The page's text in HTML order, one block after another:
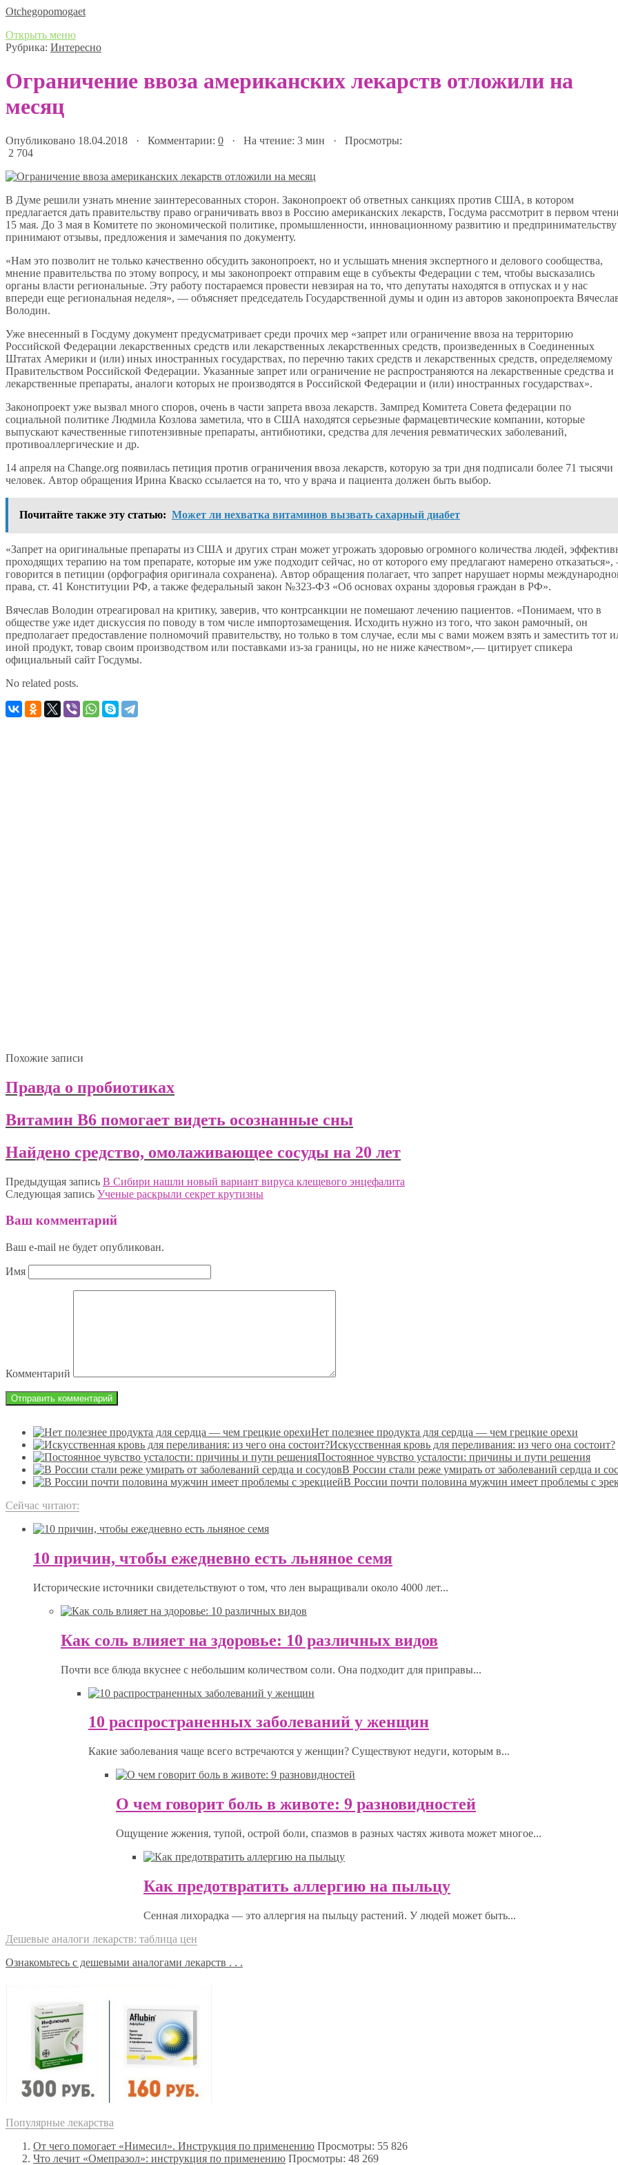
Оtchegopomogaet
Открыть меню
Рубрика: Интересно
Ограничение ввоза американских лекарств отложили на
месяц
Опубликовано 18.04.2018 · Комментарии: 0 · На чтение: 3 мин · Просмотры:
2 704
В Думе решили узнать мнение заинтересованных сторон. Законопроект об ответных санкциях против США, в котором
предлагается дать правительству право ограничивать ввоз в Россию американских лекарств, Госдума рассмотрит в первом
15 мая. До 3 мая в Комитете по экономической политике, промышленности, инновационному развитию и предпринимательству
принимают отзывы, предложения и замечания по документу.
«Нам это позволит не только качественно обсудить законопроект, но и услышать мнения экспертного и делового сообщества,
мнение правительства по этому вопросу, и мы законопроект отправим еще в субъекты Федерации с тем, чтобы высказались
органы власти региональные. Эту работу постараемся провести невзирая на то, что депутаты находятся в отпусках и у нас
впереди еще региональная неделя», — объясняет председатель Государственной думы и один из авторов законопроекта
Володин.
Уже внесенный в Госдуму документ предусматривает среди прочих мер «запрет или ограничение ввоза на территорию
Российской Федерации лекарственных средств или лекарственных лекарственных средств, произведенных в Соединенных
Штатах Америки и (или) иных иностранных государствах, по перечню таких средств и лекарственных средств, определяемому
Правительством Российской Федерации. Указанные запрет или ограничение не распространяются на лекарственные средства и
лекарственные препараты, аналоги которых не производятся в Российской Федерации и (или) иностранных государствах».
Законопроект уже вызвал много споров, очень в части запрета ввоза лекарств. Зампред Комитета Совета федерации по
социальной политике Людмила Козлова заметила, что в США находятся серьезные фармацевтические компании, которые
выпускают качественные гипотензивные препараты, антибиотики, средства для лечения ревматических заболеваний,
противоаллергические и др.
14 апреля на Change.org появилась петиция против ограничения ввоза лекарств, которую за три дня подписали более 71 тысячи
человек. Автор обращения Ирина Кваско ссылается на то, что у врача и пациента должен быть выбор.
Почитайте также эту статью: Может ли нехватка витаминов вызвать сахарный диабет
«Запрет на оригинальные препараты из США и других стран может угрожать здоровью огромного количества людей,
проходящих терапию на том препарате, которые им уже подходит сейчас, но от которого ему предлагают намерено
говорится в петиции (орфография оригинала сохранена). Автор обращения полагает, что запрет нарушает нормы
права, ст. 41 Конституции РФ, а также федеральный закон №323-ФЗ «Об основах охраны здоровья граждан в РФ».
Вячеслав Володин отреагировал на критику, заверив, что контрсанкции не помешают лечению пациентов. «Понимаем, что в
обществе уже идет дискуссия по поводу в том числе импортозамещения. Исходить нужно из того, что закон рамочный, он
предполагает предоставление полномочий правительству, но только в том случае, если мы с вами можем взять и заместить тот
иной продукт, товар своим производством или поставками из‑за границы, но не ниже качеством»,— цитирует спикера
официальный сайт Госдумы.
No related posts.
Похожие записи
Правда о пробиотиках
Витамин B6 помогает видеть осознанные сны
Найдено средство, омолаживающее сосуды на 20 лет
Предыдущая запись В Сибири нашли новый вариант вируса клещевого энцефалита
Следующая запись Ученые раскрыли секрет крутизны
Ваш комментарий
Ваш e-mail не будет опубликован.
Имя
Комментарий
Нет полезнее продукта для сердца — чем грецкие орехи
Искусственная кровь для переливания: из чего она состоит?
Постоянное чувство усталости: причины и пути решения
В России стали реже умирать от заболеваний сердца и
В России почти половина мужчин имеет проблемы с
Сейчас читают:
10 причин, чтобы ежедневно есть льняное семя
Исторические источники свидетельствуют о том, что лен выращивали около 4000 лет...
Как соль влияет на здоровье: 10 различных видов
Почти все блюда вкуснее с небольшим количеством соли. Она подходит для приправы...
10 распространенных заболеваний у женщин
Какие заболевания чаще всего встречаются у женщин? Существуют недуги, которым в...
О чем говорит боль в животе: 9 разновидностей
Ощущение жжения, тупой, острой боли, спазмов в разных частях живота может многое...
Как предотвратить аллергию на пыльцу
Сенная лихорадка — это аллергия на пыльцу растений. У людей может быть...
Дешевые аналоги лекарств: таблица цен
Ознакомьтесь с дешевыми аналогами лекарств . . .
Популярные лекарства
От чего помогает «Нимесил». Инструкция по применению Просмотры: 55 826
Что лечит «Омепразол»: инструкция по применению Просмотры: 48 269